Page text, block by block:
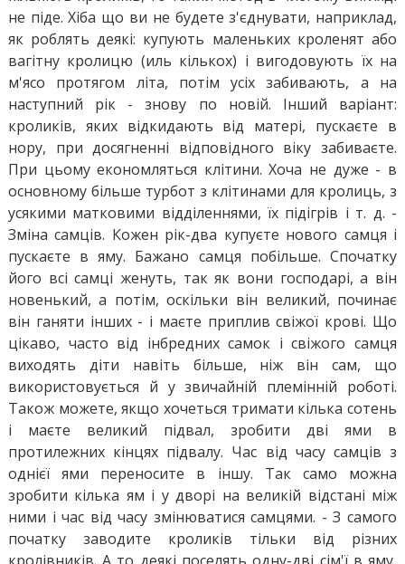
не піде. Хіба що ви не будете з'єднувати, наприклад,
як роблять деякі: купують маленьких кроленят або
вагітну кролицю (иль кількох) і вигодовують їх на
м'ясо протягом літа, потім усіх забивають, а на
наступний рік - знову по новій. Інший варіант:
кроликів, яких відкидають від матері, пускаєте в
нору, при досягненні відповідного віку забиваєте.
При цьому економляться клітини. Хоча не дуже - в
основному більше турбот з клітинами для кролиць, з
усякими матковими відділеннями, їх підігрів і т. д. -
Зміна самців. Кожен рік-два купуєте нового самця і
пускаєте в яму. Бажано самця побільше. Спочатку
його всі самці женуть, так як вони господарі, а він
новенький, а потім, оскільки він великий, починає
він ганяти інших - і маєте приплив свіжої крові. Що
цікаво, часто від інбредних самок і свіжого самця
виходять діти навіть більше, ніж він сам, що
використовується й у звичайній племінній роботі.
Також можете, якщо хочеться тримати кілька сотень
і маєте великий підвал, зробити дві ями в
протилежних кінцях підвалу. Час від часу самців з
однієї ями переносите в іншу. Так само можна
зробити кілька ям і у дворі на великій відстані між
ними і час від часу змінюватися самцями. - З самого
початку заводите кроликів тільки від різних